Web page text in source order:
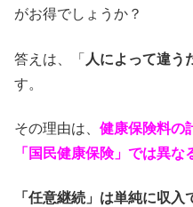
がお得でしょうか？
答えは、「 人によって違う
す。
その理由は、 健康保険料の
「国民健康保険」では異な
「任意継続」は単純に収